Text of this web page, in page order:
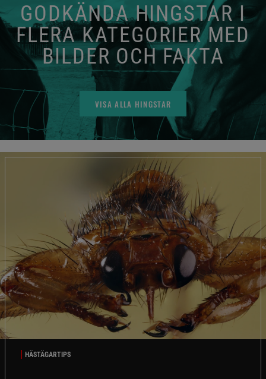
GODKÄNDA HINGSTAR I
FLERA KATEGORIER MED
BILDER OCH FAKTA
VISA ALLA HINGSTAR
HÄSTÄGARTIPS